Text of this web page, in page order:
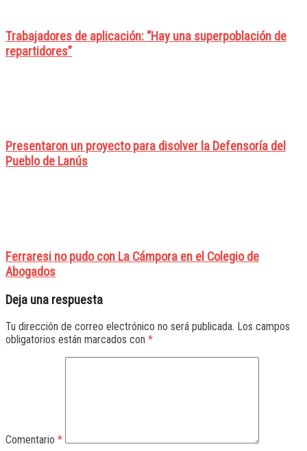
Trabajadores de aplicación: “Hay una superpoblación de
repartidores”
Presentaron un proyecto para disolver la Defensoría del
Pueblo de Lanús
Ferraresi no pudo con La Cámpora en el Colegio de
Abogados
Deja una respuesta
Tu dirección de correo electrónico no será publicada. Los campos
obligatorios están marcados con *
Comentario *